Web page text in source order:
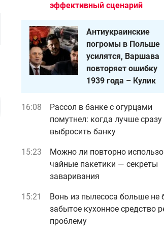
эффективный сценарий
Антиукраинские
погромы в Польше
усилятся, Варшава
повторяет ошибку
1939 года – Кулик
16:08
Рассол в банке с огурцами
помутнел: когда лучше сразу
выбросить банку
15:23
Можно ли повторно
чайные пакетики — секреты
заваривания
15:21
Вонь из пылесоса больше не
забытое кухонное средство
проблему